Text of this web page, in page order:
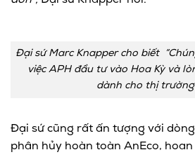
Đại sứ Marc Knapper cho biết
việc APH đầu tư vào Hoa Kỳ và
dành cho thị trường
Đại sứ cũng rất ấn tượng với
phân hủy hoàn toàn AnEco,